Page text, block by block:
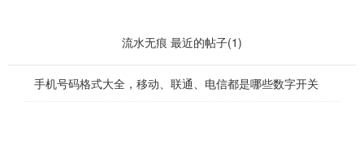
流水无痕 最近的帖子(1)
手机号码格式大全，移动、联通、电信都是哪些数字开关